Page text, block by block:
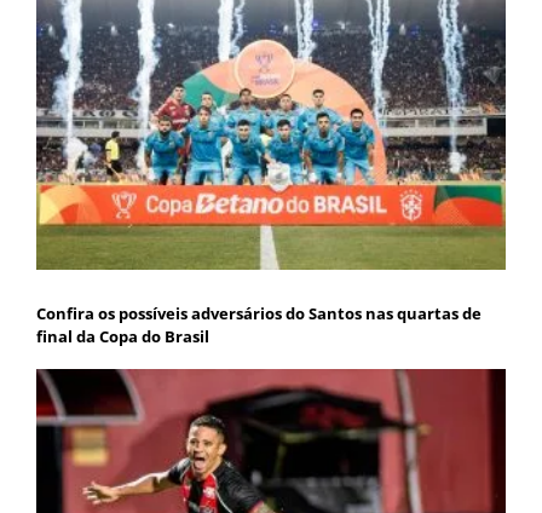
Confira os possíveis adversários do Santos nas quartas de
final da Copa do Brasil